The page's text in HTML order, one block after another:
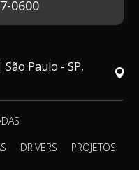
0600
Paulo - SP,
DRIVERS
PROJETOS